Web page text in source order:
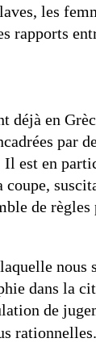
les
rapports
en
par
est en
de
dans la
de